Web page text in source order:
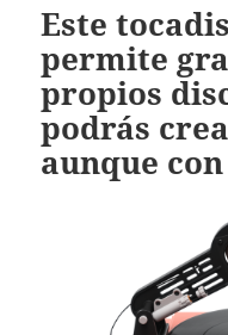
Este
permite
propios
podrás
aunque